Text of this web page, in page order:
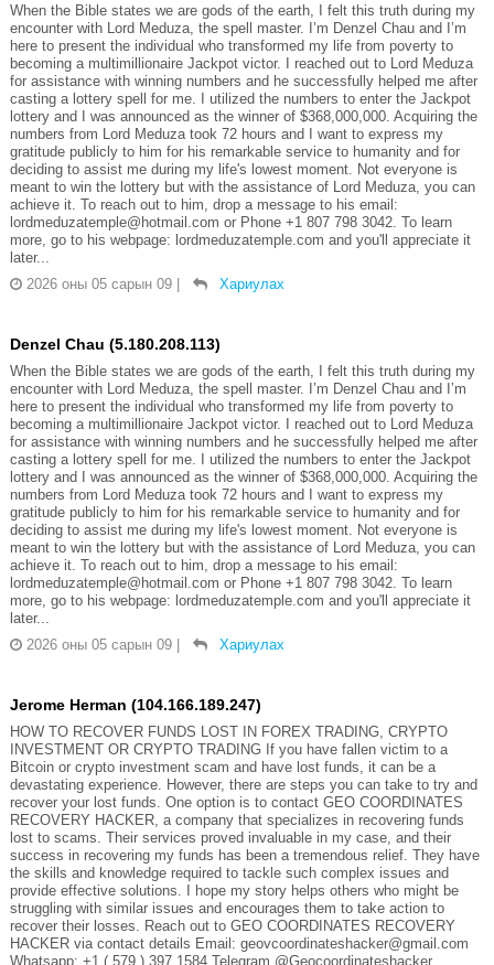
When the Bible states we are gods of the earth, I felt this truth during my
encounter with Lord Meduza, the spell master. I’m Denzel Chau and I’m
here to present the individual who transformed my life from poverty to
becoming a multimillionaire Jackpot victor. I reached out to Lord Meduza
for assistance with winning numbers and he successfully helped me after
casting a lottery spell for me. I utilized the numbers to enter the Jackpot
lottery and I was announced as the winner of $368,000,000. Acquiring the
numbers from Lord Meduza took 72 hours and I want to express my
gratitude publicly to him for his remarkable service to humanity and for
deciding to assist me during my life's lowest moment. Not everyone is
meant to win the lottery but with the assistance of Lord Meduza, you can
achieve it. To reach out to him, drop a message to his email:
lordmeduzatemple@hotmail.com or Phone +1 807 798 3042. To learn
more, go to his webpage: lordmeduzatemple.com and you'll appreciate it
later...
2026 оны 05 сарын 09
Хариулах
Denzel Chau (5.180.208.113)
When the Bible states we are gods of the earth, I felt this truth during my
encounter with Lord Meduza, the spell master. I’m Denzel Chau and I’m
here to present the individual who transformed my life from poverty to
becoming a multimillionaire Jackpot victor. I reached out to Lord Meduza
for assistance with winning numbers and he successfully helped me after
casting a lottery spell for me. I utilized the numbers to enter the Jackpot
lottery and I was announced as the winner of $368,000,000. Acquiring the
numbers from Lord Meduza took 72 hours and I want to express my
gratitude publicly to him for his remarkable service to humanity and for
deciding to assist me during my life's lowest moment. Not everyone is
meant to win the lottery but with the assistance of Lord Meduza, you can
achieve it. To reach out to him, drop a message to his email:
lordmeduzatemple@hotmail.com or Phone +1 807 798 3042. To learn
more, go to his webpage: lordmeduzatemple.com and you'll appreciate it
later...
2026 оны 05 сарын 09
Хариулах
Jerome Herman (104.166.189.247)
HOW TO RECOVER FUNDS LOST IN FOREX TRADING, CRYPTO
INVESTMENT OR CRYPTO TRADING If you have fallen victim to a
Bitcoin or crypto investment scam and have lost funds, it can be a
devastating experience. However, there are steps you can take to try and
recover your lost funds. One option is to contact GEO COORDINATES
RECOVERY HACKER, a company that specializes in recovering funds
lost to scams. Their services proved invaluable in my case, and their
success in recovering my funds has been a tremendous relief. They have
the skills and knowledge required to tackle such complex issues and
provide effective solutions. I hope my story helps others who might be
struggling with similar issues and encourages them to take action to
recover their losses. Reach out to GEO COORDINATES RECOVERY
HACKER via contact details Email: geovcoordinateshacker@gmail.com
Whatsapp: +1 ( 579 ) 397 1584 Telegram @Geocoordinateshacker